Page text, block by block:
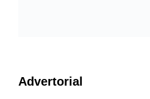
Advertorial